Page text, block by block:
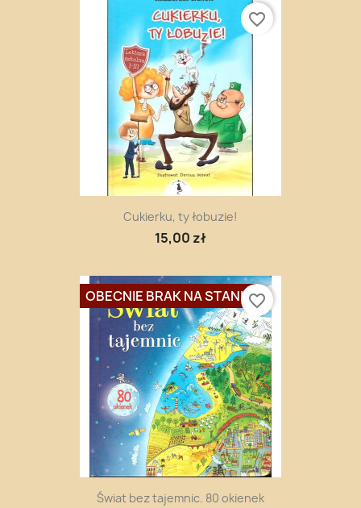
Cukierku, ty łobuzie!
15,00 zł
favorite_border
Świat bez tajemnic. 80 okienek
OBECNIE BRAK NA STANIEfavorite_border